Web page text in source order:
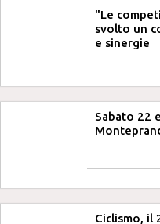
"Le
svolto un
e sinergie
Sabato 22
Ciclismo, il